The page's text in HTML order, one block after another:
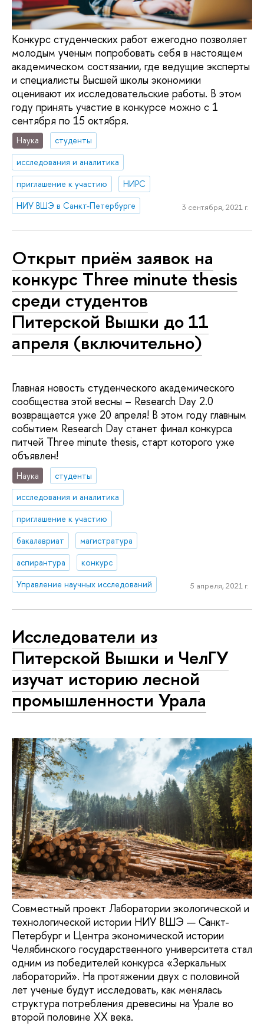
Конкурс студенческих работ ежегодно позволяет
молодым ученым попробовать себя в настоящем
академическом состязании, где ведущие эксперты
и специалисты Высшей школы экономики
оценивают их исследовательские работы. В этом
году принять участие в конкурсе можно с 1
сентября по 15 октября.
Наука
студенты
исследования и аналитика
приглашение к участию
НИРС
НИУ ВШЭ в Санкт-Петербурге
3 сентября, 2021 г.
Открыт приём заявок на
конкурс Three minute thesis
среди студентов
Питерской Вышки до 11
апреля (включительно)
Главная новость студенческого академического
сообщества этой весны – Research Day 2.0
возвращается уже 20 апреля! В этом году главным
событием Research Day станет финал конкурса
питчей Three minute thesis, старт которого уже
объявлен!
Наука
студенты
исследования и аналитика
приглашение к участию
бакалавриат
магистратура
аспирантура
конкурс
Управление научных исследований
5 апреля, 2021 г.
Исследователи из
Питерской Вышки и ЧелГУ
изучат историю лесной
промышленности Урала
Совместный проект Лаборатории экологической и
технологической истории НИУ ВШЭ — Санкт-
Петербург и Центра экономической истории
Челябинского государственного университета стал
одним из победителей конкурса «Зеркальных
лабораторий». На протяжении двух с половиной
лет ученые будут исследовать, как менялась
структура потребления древесины на Урале во
второй половине XX века.